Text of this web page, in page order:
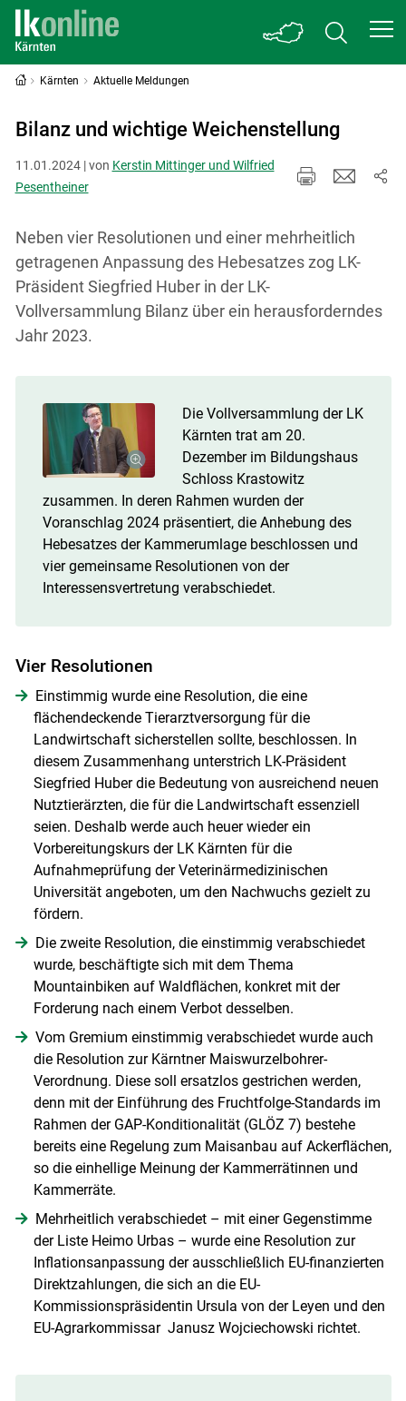
Skip to main content
Kärnten Aktuelle Meldungen
Bilanz und wichtige Weichenstellung
11.01.2024 | von Kerstin Mittinger und Wilfried
Pesentheiner
Neben vier Resolutionen und einer mehrheitlich
getragenen Anpassung des Hebesatzes zog LK-
Präsident Siegfried Huber in der LK-
Vollversammlung Bilanz über ein herausforderndes
Jahr 2023.
Die Vollversammlung der LK
Kärnten trat am 20.
Dezember im Bildungshaus
Schloss Krastowitz
zusammen. In deren Rahmen wurden der
Voranschlag 2024 präsentiert, die Anhebung des
Hebesatzes der Kammerumlage beschlossen und
vier gemeinsame Resolutionen von der
Interessensvertretung verabschiedet.
Vier Resolutionen
Einstimmig wurde eine Resolution, die eine
flächendeckende Tierarztversorgung für die
Landwirtschaft sicherstellen sollte, beschlossen. In
diesem Zusammenhang unterstrich LK-Präsident
Siegfried Huber die Bedeutung von ausreichend neuen
Nutztierärzten, die für die Landwirtschaft essenziell
seien. Deshalb werde auch heuer wieder ein
Vorbereitungskurs der LK Kärnten für die
Aufnahmeprüfung der Veterinärmedizinischen
Universität angeboten, um den Nachwuchs gezielt zu
fördern.
Die zweite Resolution, die einstimmig verabschiedet
wurde, beschäftigte sich mit dem Thema
Mountainbiken auf Waldflächen, konkret mit der
Forderung nach einem Verbot desselben.
Vom Gremium einstimmig verabschiedet wurde auch
die Resolution zur Kärntner Maiswurzelbohrer-
Verordnung. Diese soll ersatzlos gestrichen werden,
denn mit der Einführung des Fruchtfolge-Standards im
Rahmen der GAP-Konditionalität (GLÖZ 7) bestehe
bereits eine Regelung zum Maisanbau auf Ackerflächen,
so die einhellige Meinung der Kammerrätinnen und
Kammerräte.
Mehrheitlich verabschiedet – mit einer Gegenstimme
der Liste Heimo Urbas – wurde eine Resolution zur
Inflationsanpassung der ausschließlich EU-finanzierten
Direktzahlungen, die sich an die EU-
Kommissionspräsidentin Ursula von der Leyen und den
EU-Agrarkommissar Janusz Wojciechowski richtet.